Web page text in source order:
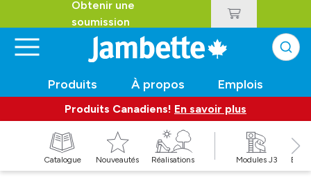
Obtenir une
soumission
Produits À propos Emplois
Produits Canadiens! En savoir plus
Catalogue Nouveautés Réalisations Modules J3